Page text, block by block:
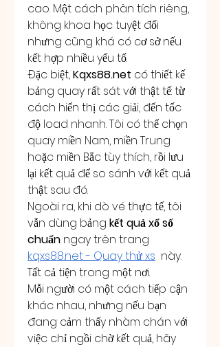
cao. Một cách phân tích riêng,
không khoa học tuyệt đối
nhưng cũng khá có cơ sở nếu
kết hợp nhiều yếu tố.
Đặc biệt, Kqxs88.net có thiết kế
bảng quay rất sát với thật tế: từ
cách hiển thị các giải, đến tốc
độ load nhanh. Tôi có thể chọn
quay miền Nam, miền Trung
hoặc miền Bắc tùy thích, rồi lưu
lại kết quả để so sánh với kết quả
thật sau đó.
Ngoài ra, khi dò vé thực tế, tôi
vẫn dùng bảng kết quả xổ số
chuẩn
kqxs88.net - Quay thử xs này.
Tất cả tiện trong một nơi.
Mỗi người có một cách tiếp cận
khác nhau, nhưng nếu bạn
đang cảm thấy nhàm chán với
việc chỉ ngồi chờ kết quả, hãy